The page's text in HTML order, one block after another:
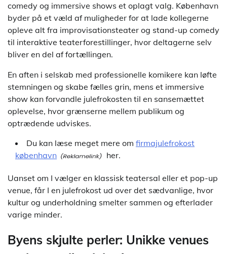
comedy og immersive shows et oplagt valg. København
byder på et væld af muligheder for at lade kollegerne
opleve alt fra improvisationsteater og stand-up comedy
til interaktive teaterforestillinger, hvor deltagerne selv
bliver en del af fortællingen.
En aften i selskab med professionelle komikere kan løfte
stemningen og skabe fælles grin, mens et immersive
show kan forvandle julefrokosten til en sansemættet
oplevelse, hvor grænserne mellem publikum og
optrædende udviskes.
Du kan læse meget mere om firmajulefrokost
københavn
her.
Uanset om I vælger en klassisk teatersal eller et pop-up
venue, får I en julefrokost ud over det sædvanlige, hvor
kultur og underholdning smelter sammen og efterlader
varige minder.
Byens skjulte perler: Unikke venues